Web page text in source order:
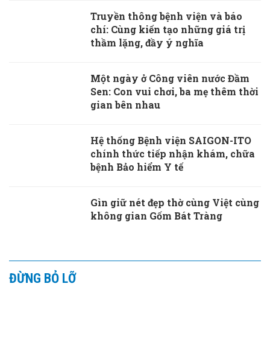
Truyền thông bệnh viện và báo
chí: Cùng kiến tạo những giá trị
thầm lặng, đầy ý nghĩa
Một ngày ở Công viên nước Đầm
Sen: Con vui chơi, ba mẹ thêm thời
gian bên nhau
Hệ thống Bệnh viện SAIGON-ITO
chính thức tiếp nhận khám, chữa
bệnh Bảo hiểm Y tế
Gìn giữ nét đẹp thờ cùng Việt cùng
không gian Gốm Bát Tràng
ĐỪNG BỎ LỠ